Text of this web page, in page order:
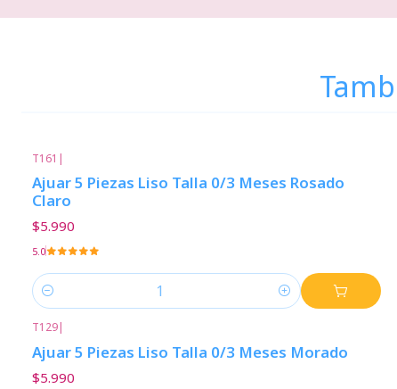
T161 |
Ajuar 5 Piezas Liso Talla 0/3 Meses Rosado
Claro
$5.990
5.0
Cantidad
T129|
Ajuar 5 Piezas Liso Talla 0/3 Meses Morado
$5.990